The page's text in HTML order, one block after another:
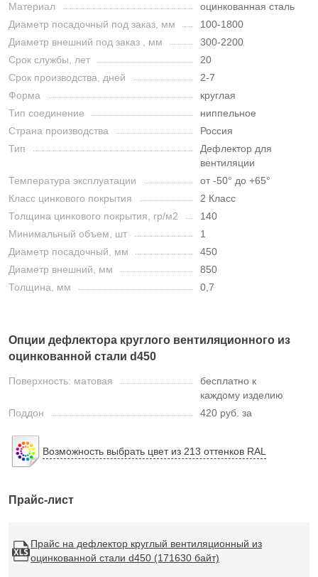
Материал
оцинкованная сталь
Диаметр посадочный под заказ, мм
100-1800
Диаметр внешний под заказ , мм
300-2200
Срок службы, лет
20
Срок производства, дней
2-7
Форма
круглая
Тип соединение
ниппельное
Страна производства
Россия
Тип
Дефлектор для
вентиляции
Температура эксплуатации
от -50° до +65°
Класс цинкового покрытия
2 Класс
Толщина цинкового покрытия, гр/м2
140
Минимальный объем, шт
1
Диаметр посадочный, мм
450
Диаметр внешний, мм
850
Толщина, мм
0,7
Опции дефлектора круглого вентиляционного из
оцинкованной стали d450
Поверхность: матовая
бесплатно к
каждому изделию
Поддон
420 руб. за
Возможность выбрать цвет из 213 оттенков RAL
Прайс-лист
Прайс на дефлектор круглый вентиляционный из
оцинкованной стали d450 (171630 байт)